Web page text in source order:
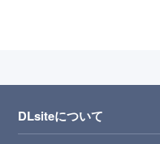
DLsiteについて